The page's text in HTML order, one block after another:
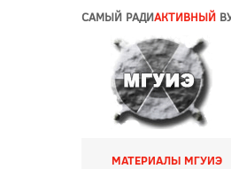
САМЫЙ РАДИАКТИВНЫЙ
МАТЕРИАЛЫ МГУИЭ